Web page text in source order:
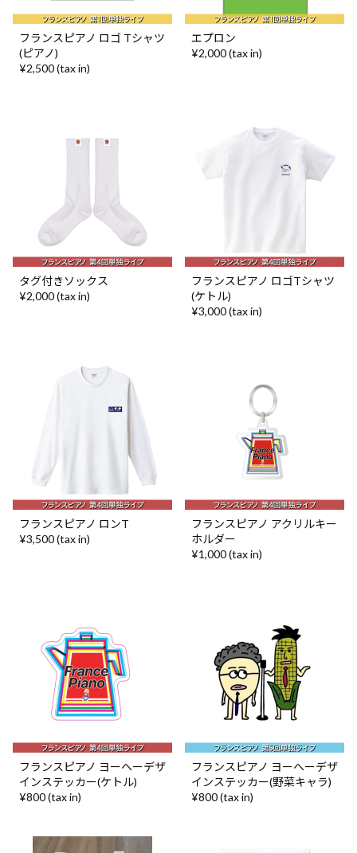
フランスピアノ ロゴ Tシャツ
(ピアノ)
¥2,500 (tax in)
エプロン
¥2,000 (tax in)
タグ付きソックス
¥2,000 (tax in)
フランスピアノ ロゴTシャツ
(ケトル)
¥3,000 (tax in)
フランスピアノ ロンT
¥3,500 (tax in)
フランスピアノ アクリルキー
ホルダー
¥1,000 (tax in)
フランスピアノ ヨーヘーデザ
インステッカー(ケトル)
¥800 (tax in)
フランスピアノ ヨーヘーデザ
インステッカー(野菜キャラ)
¥800 (tax in)